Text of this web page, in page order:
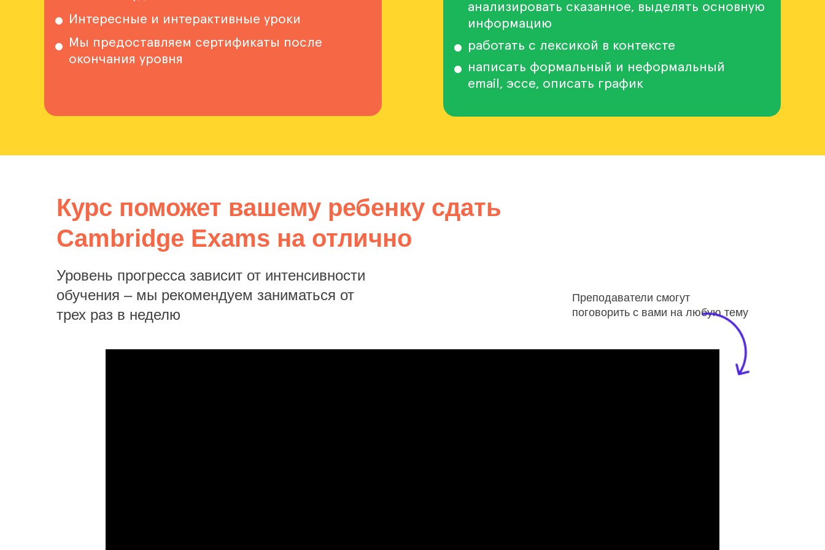
Интересные и интерактивные уроки
Мы предоставляем сертификаты после
окончания уровня
анализировать сказанное, выделять основную
информацию
работать с лексикой в контексте
написать формальный и неформальный
email, эссе, описать график
Курс поможет вашему ребенку сдать
Cambridge Exams на отлично
Уровень прогресса зависит от интенсивности
обучения – мы рекомендуем заниматься от
трех раз в неделю
Преподаватели смогут
поговорить с вами на любую тему